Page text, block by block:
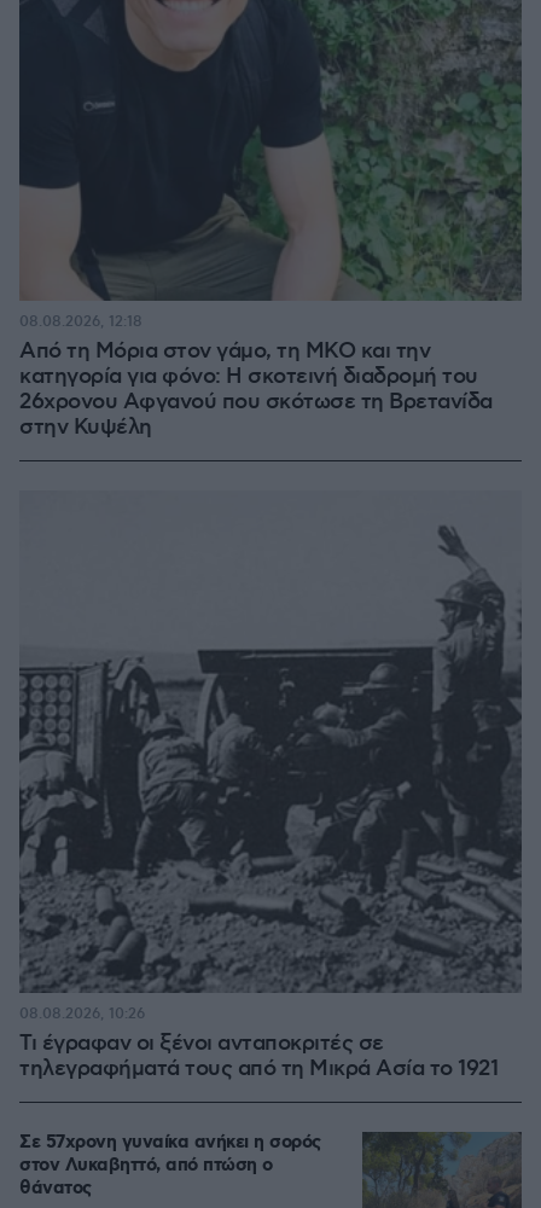
Από τη Μόρια στον γάμο, τη ΜΚΟ και την
κατηγορία για φόνο: Η σκοτεινή διαδρομή του
26χρονου Αφγανού που σκότωσε τη Βρετανίδα
στην Κυψέλη
08.08.2026, 12:18
Τι έγραφαν οι ξένοι ανταποκριτές σε
τηλεγραφήματά τους από τη Μικρά Ασία το 1921
08.08.2026, 10:26
Σε 57χρονη γυναίκα ανήκει η σορός
στον Λυκαβηττό, από πτώση ο
θάνατος